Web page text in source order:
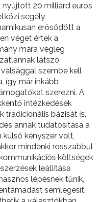
20 milliárd eurós
segély
erősödött a
véget értek a
mára végleg
látszó
szembe kell
így már inkább
szerezni. A
intézkedések
tradicionális bázisát is,
annak tudatosítása a
kényszer volt,
mindenki rosszabbul
költségek
leállítása
lépésnek tűnik,
semlegesít,